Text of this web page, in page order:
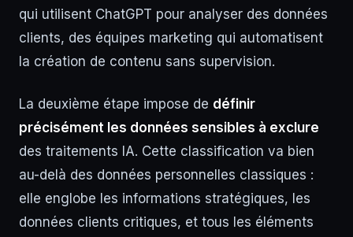
qui utilisent ChatGPT pour analyser des données
clients, des équipes marketing qui automatisent
la création de contenu sans supervision.
La deuxième étape impose de définir
précisément les données sensibles à exclure
des traitements IA. Cette classification va bien
au-delà des données personnelles classiques :
elle englobe les informations stratégiques, les
données clients critiques, et tous les éléments